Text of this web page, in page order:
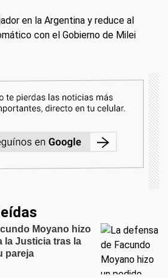
en la Argentina y reduce al
con el Gobierno de Milei
Moyano hizo
la Justicia tras la
pareja